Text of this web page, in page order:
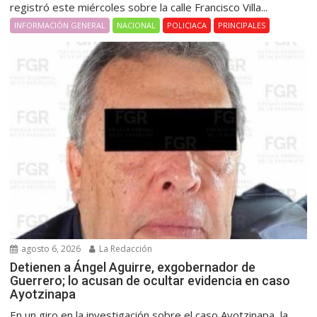
registró este miércoles sobre la calle Francisco Villa...
INFORMACIÓN GENERAL NACIONAL POLICIACA PRINCIPALES
agosto 6, 2026 La Redacción
Detienen a Ángel Aguirre, exgobernador de
Guerrero; lo acusan de ocultar evidencia en caso
Ayotzinapa